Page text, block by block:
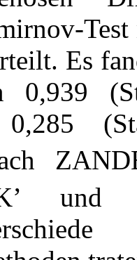
Es
0,939
und